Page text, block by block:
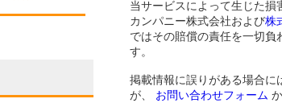
当サービスによって生じた損
カンパニー株式会社および株
ではその賠償の責任を一切負
す。
掲載情報に誤りがある場合に
が、
お問い合わせフォーム